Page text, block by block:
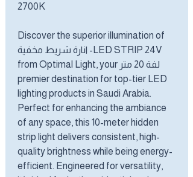
2700K
Discover the superior illumination of
LED STRIP 24V- انارة شريط مخفية
لفة 20 متر from Optimal Light, your
premier destination for top-tier LED
lighting products in Saudi Arabia.
Perfect for enhancing the ambiance
of any space, this 10-meter hidden
strip light delivers consistent, high-
quality brightness while being energy-
efficient. Engineered for versatility,